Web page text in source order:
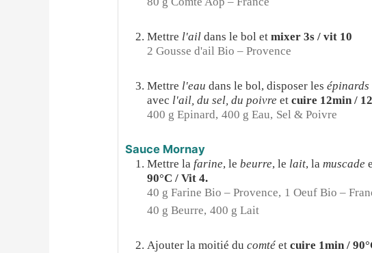
Mettre l'aildans le bol etmixer 3s / vit 10
2 Gousse d'ail Bio – Provence
Mettre l'eaudans le bol, disposer lesépinards
avec l'ail, du sel, du poivreetcuire 12min /
400 g Epinard, 400 g Eau, Sel & Poivre
Sauce Mornay
Mettre la farine, lebeurre, le lait, lamuscade
90°C / Vit 4.
40 g Farine Bio – Provence, 1 Oeuf Bio –
40 g Beurre, 400 g Lait
Ajouter la moitié ducomtéetcuire 1min /